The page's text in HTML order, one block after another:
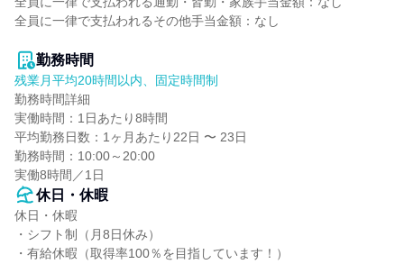
全員に一律で支払われるその他手当金額：なし
勤務時間
残業月平均20時間以内、固定時間制
勤務時間詳細
実働時間：1日あたり8時間
平均勤務日数：1ヶ月あたり22日 〜 23日
勤務時間：10:00～20:00
実働8時間／1日
休日・休暇
休日・休暇
・シフト制（月8日休み）
・有給休暇（取得率100％を目指しています！）